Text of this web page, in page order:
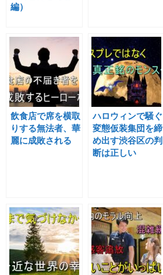
編）
飲食店で席を横取
りする無法者、華
麗に成敗される
ハロウィンで騒ぐ
変態仮装集団を締
め出す渋谷区の判
断は正しい